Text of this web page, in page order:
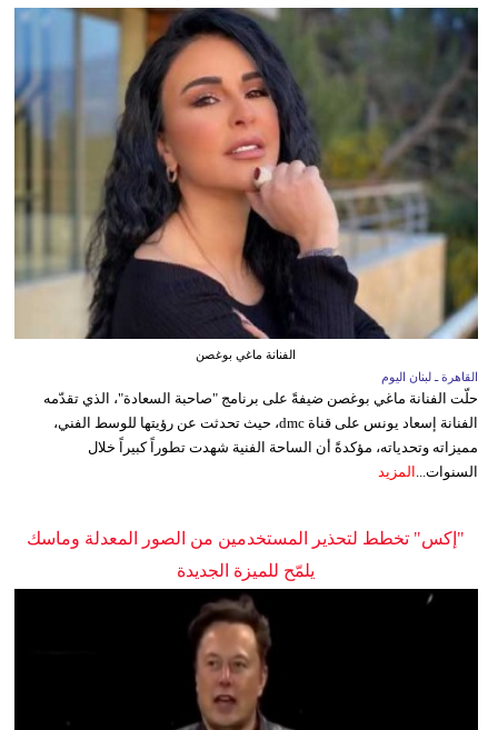
الفنانة ماغي بوغصن
القاهرة ـ لبنان اليوم
حلّت الفنانة ماغي بوغصن ضيفةً على برنامج "صاحبة السعادة"، الذي تقدّمه
الفنانة إسعاد يونس على قناة dmc، حيث تحدثت عن رؤيتها للوسط الفني،
مميزاته وتحدياته، مؤكدةً أن الساحة الفنية شهدت تطوراً كبيراً خلال
السنوات... المزيد
"إكس" تخطط لتحذير المستخدمين من الصور المعدلة وماسك
يلمّح للميزة الجديدة